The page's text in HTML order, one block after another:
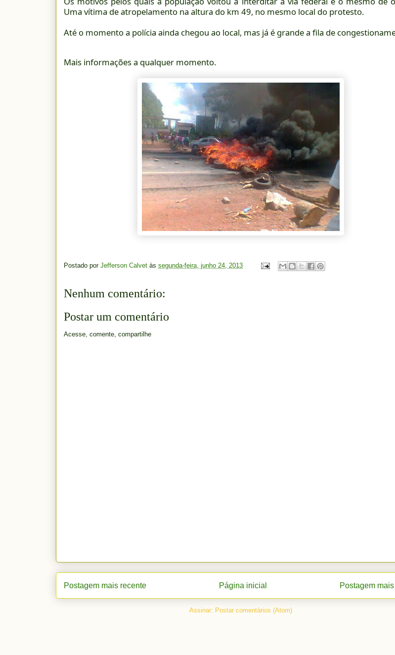
Uma vítima de atropelamento na altura do km 49, no mesmo local do protesto.
Até o momento a polícia ainda chegou ao local, mas já é grande a fila de
Mais informações a qualquer momento.
Postado por Jefferson Calvet às segunda-feira, junho 24, 2013
Nenhum comentário:
Postar um comentário
Acesse, comente, compartilhe
Postagem mais recente Postagem
Página inicial
Assinar: Postar comentários (Atom)